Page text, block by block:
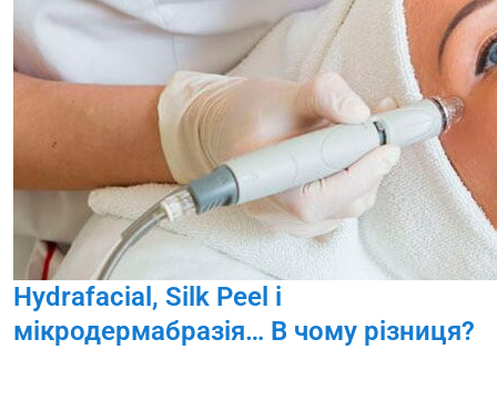
Hydrafacial, Silk Peel і
мікродермабразія… В чому різниця?